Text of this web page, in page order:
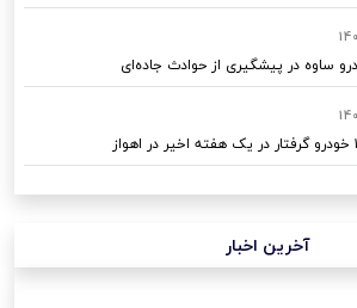
آخرین اخبار